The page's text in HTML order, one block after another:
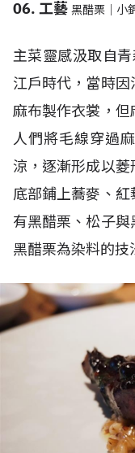
06. 工藝 黑醋栗｜小
主菜靈感汲取自
江戶時代，當時
麻布製作衣裳，
人們將毛線穿過
涼，逐漸形成以
底部鋪上蕎麥、
有黑醋栗、松子
黑醋栗為染料的技